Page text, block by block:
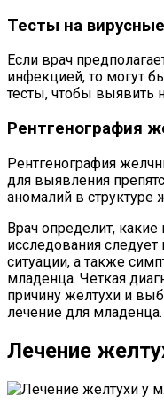
Тесты на
Если врач
инфекцией, то могут
тесты, чтобы выявить
Рентгенография
Рентгенография
для выявления
аномалий в структуре
Врач определит,
исследования
ситуации, а также
младенца. Четкая
причину желтухи и
лечение для младенца.
Лечение